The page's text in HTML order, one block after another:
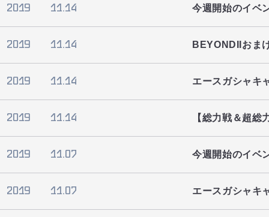
2019 11.14 今週開始のイベ
2019 11.14 BEYONDIIおま
2019 11.14 エースガシャキ
2019 11.14 【総力戦＆超
2019 11.07 今週開始のイベ
2019 11.07 エースガシャキ